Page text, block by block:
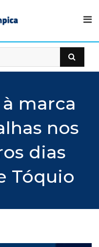
marca
nos
dias
Tóquio